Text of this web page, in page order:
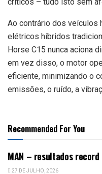
Ao contrário dos veículos
elétricos híbridos
Horse C15 nunca aciona
em vez disso, o motor
eficiente, minimizando o
emissões, o ruído, a
Recommended For You
MAN – resultados
27 DE JULHO, 2026